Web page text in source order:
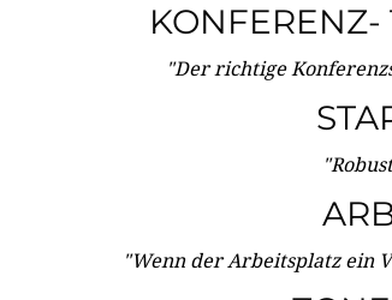
KONFERENZ-
"Der richtige
"Wenn der Arbeitsplatz ein